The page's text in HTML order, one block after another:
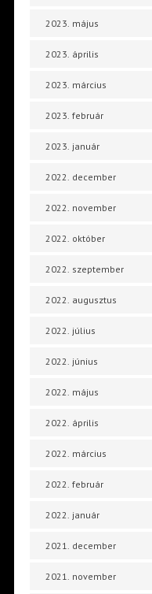
2023. május
2023. április
2023. március
2023. február
2023. január
2022. december
2022. november
2022. október
2022. szeptember
2022. augusztus
2022. július
2022. június
2022. május
2022. április
2022. március
2022. február
2022. január
2021. december
2021. november